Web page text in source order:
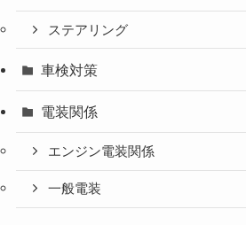
ステアリング
車検対策
電装関係
エンジン電装関係
一般電装